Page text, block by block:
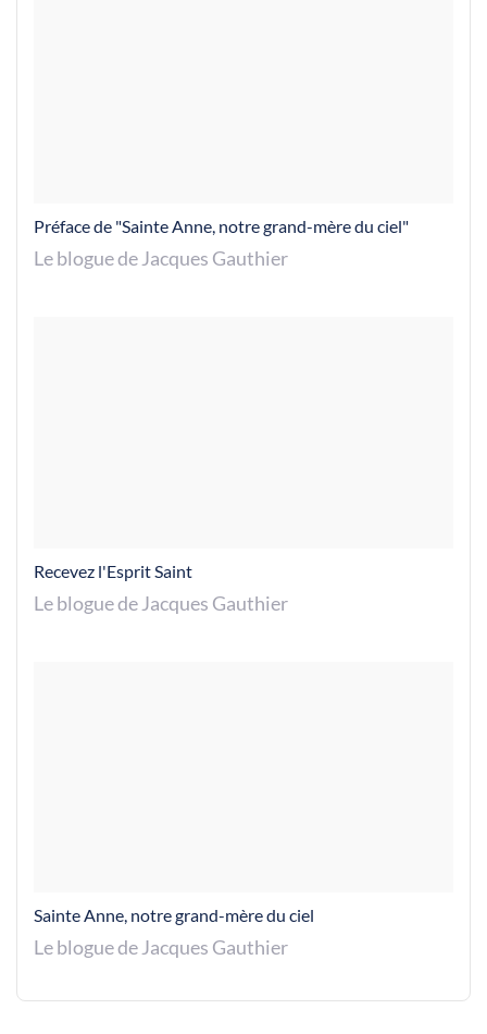
Préface de "Sainte Anne, notre grand-mère du ciel"
Le blogue de Jacques Gauthier
Recevez l'Esprit Saint
Le blogue de Jacques Gauthier
Sainte Anne, notre grand-mère du ciel
Le blogue de Jacques Gauthier